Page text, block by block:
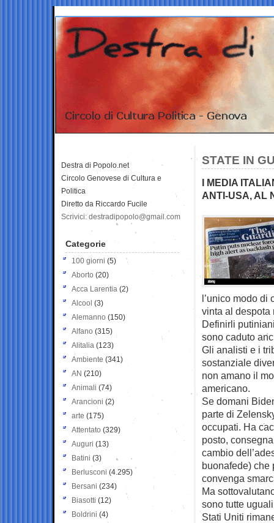
STATE IN
I MEDIA
ANTI-USA, AL
l’unico modo di
vinta al despota
Definirli
sono caduto
Gli analisti e i
sostanziale
non amano il
americano.
Se domani
parte di
occupati. Ha
posto,
cambio
buonafede) che
convenga
Ma
sono tutte
Stati Uniti
Destra di Popolo.net
Circolo Genovese di Cultura e
Politica
Diretto da Riccardo Fucile
Scrivici: destradipopolo@gmail.com
Categorie
100 giorni (5)
Aborto (20)
Acca Larentia (2)
Alcool (3)
Alemanno (150)
Alfano (315)
Alitalia (123)
Ambiente (341)
AN (210)
Animali (74)
Arancioni (2)
arte (175)
Attentato (329)
Auguri (13)
Batini (3)
Berlusconi (4.295)
Bersani (234)
Biasotti (12)
Boldrini (4)